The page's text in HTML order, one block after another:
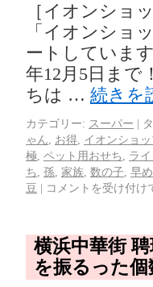
［イオンショ
「イオンショ
ートしていま
年12月5日まで
ちは … 続きを
カテゴリー: スーパー |
ゃん
お得 イオンショ
極 ペット用おせち ラ
ち
孫 家族 数の子 早め
豆 | コメントを受け付け
横浜中華街
を振るった